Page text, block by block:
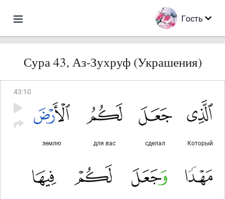
Гость
Сура 43, Аз-Зухруф (Украшения)
43:10
Который
сделал
для вас
землю